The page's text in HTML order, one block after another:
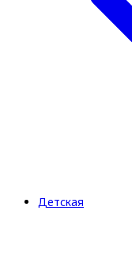
Детская